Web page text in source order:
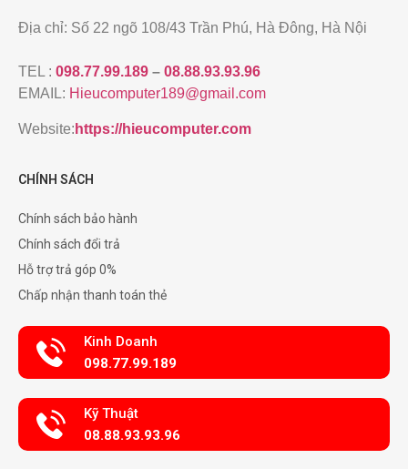
Địa chỉ: Số 22 ngõ 108/43 Trần Phú, Hà Đông, Hà Nội
TEL : 098.77.99.189 – 08.88.93.93.96
EMAIL: Hieucomputer189@gmail.com
Website: https://hieucomputer.com
CHÍNH SÁCH
Chính sách bảo hành
Chính sách đổi trả
Hỗ trợ trả góp 0%
Chấp nhận thanh toán thẻ
Kinh Doanh
098.77.99.189
Kỹ Thuật
08.88.93.93.96